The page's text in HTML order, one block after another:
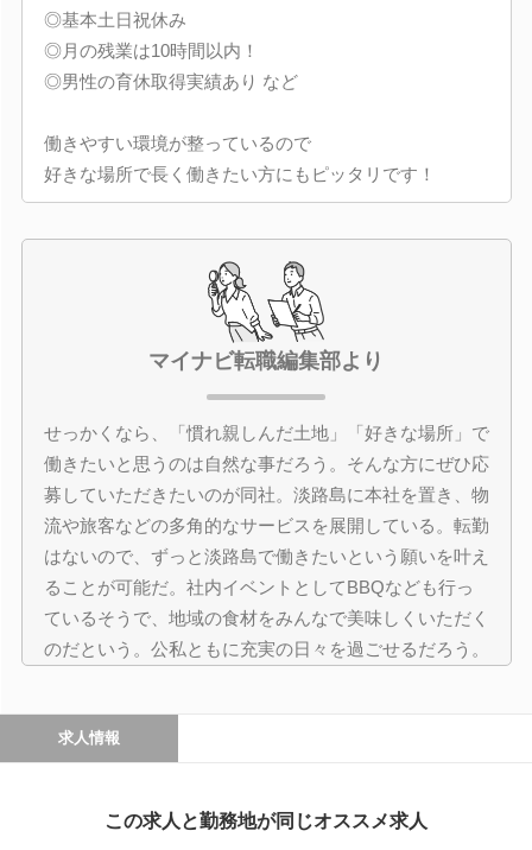
◎基本土日祝休み
◎月の残業は10時間以内！
◎男性の育休取得実績あり など
働きやすい環境が整っているので
好きな場所で長く働きたい方にもピッタリです！
マイナビ転職編集部より
せっかくなら、「慣れ親しんだ土地」「好きな場所」で
働きたいと思うのは自然な事だろう。そんな方にぜひ応
募していただきたいのが同社。淡路島に本社を置き、物
流や旅客などの多角的なサービスを展開している。転勤
はないので、ずっと淡路島で働きたいという願いを叶え
ることが可能だ。社内イベントとしてBBQなども行っ
ているそうで、地域の食材をみんなで美味しくいただく
のだという。公私ともに充実の日々を過ごせるだろう。
求人情報
この求人と勤務地が同じオススメ求人